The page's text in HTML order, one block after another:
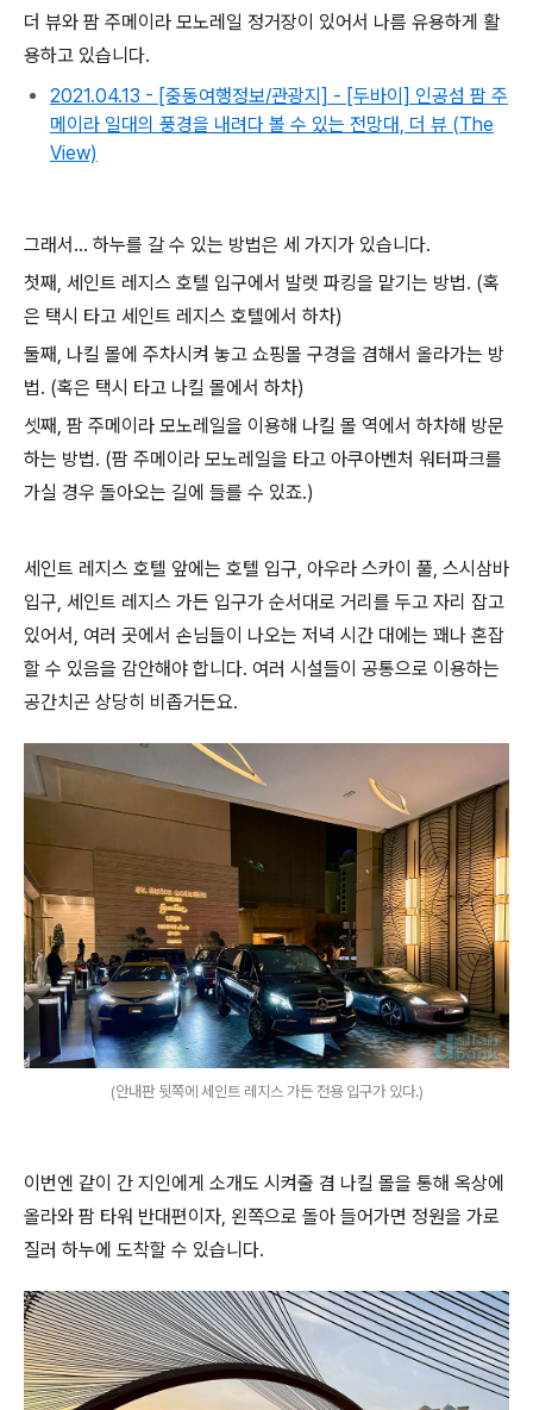
더 뷰와 팜 주메이라 모노레일 정거장이 있어서 나름 유용하게 활
용하고 있습니다.
2021.04.13 - [중동여행정보/관광지] - [두바이] 인공섬 팜 주
메이라 일대의 풍경을 내려다 볼 수 있는 전망대, 더 뷰 (The
View)
그래서... 하누를 갈 수 있는 방법은 세 가지가 있습니다.
첫째, 세인트 레지스 호텔 입구에서 발렛 파킹을 맡기는 방법. (혹
은 택시 타고 세인트 레지스 호텔에서 하차)
둘째, 나킬 몰에 주차시켜 놓고 쇼핑몰 구경을 겸해서 올라가는 방
법. (혹은 택시 타고 나킬 몰에서 하차)
셋째, 팜 주메이라 모노레일을 이용해 나킬 몰 역에서 하차해 방문
하는 방법. (팜 주메이라 모노레일을 타고 아쿠아벤처 워터파크를
가실 경우 돌아오는 길에 들를 수 있죠.)
세인트 레지스 호텔 앞에는 호텔 입구, 아우라 스카이 풀, 스시삼바
입구, 세인트 레지스 가든 입구가 순서대로 거리를 두고 자리 잡고
있어서, 여러 곳에서 손님들이 나오는 저녁 시간 대에는 꽤나 혼잡
할 수 있음을 감안해야 합니다. 여러 시설들이 공통으로 이용하는
공간치곤 상당히 비좁거든요.
(안내판 뒷쪽에 세인트 레지스 가든 전용 입구가 있다.)
이번엔 같이 간 지인에게 소개도 시켜줄 겸 나킬 몰을 통해 옥상에
올라와 팜 타워 반대편이자, 왼쪽으로 돌아 들어가면 정원을 가로
질러 하누에 도착할 수 있습니다.